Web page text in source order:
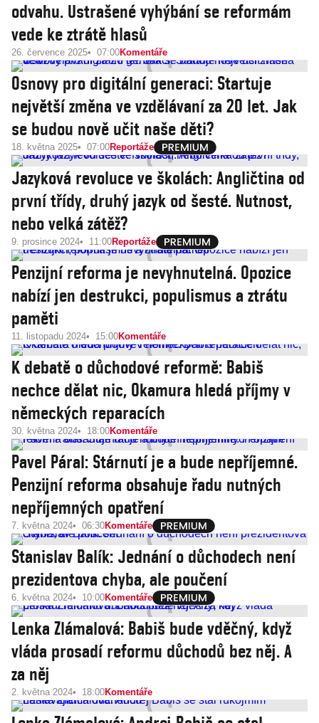
odvahu. Ustrašené vyhýbání se reformám
vede ke ztrátě hlasů
26. července 2025 07:00Komentáře
Osnovy pro digitální generaci: Startuje
největší změna ve vzdělávaní za 20 let. Jak
se budou nově učit naše děti?
18. května 2025 07:00Reportáže
Jazyková revoluce ve školách: Angličtina od
první třídy, druhý jazyk od šesté. Nutnost,
nebo velká zátěž?
9. prosince 2024 11:00Reportáže
Penzijní reforma je nevyhnutelná. Opozice
nabízí jen destrukci, populismus a ztrátu
paměti
11. listopadu 2024 15:00Komentáře
K debatě o důchodové reformě: Babiš
nechce dělat nic, Okamura hledá příjmy v
německých reparacích
30. května 2024 18:00Komentáře
Pavel Páral: Stárnutí je a bude nepříjemné.
Penzijní reforma obsahuje řadu nutných
nepříjemných opatření
7. května 2024 06:30Komentáře
Stanislav Balík: Jednání o důchodech není
prezidentova chyba, ale poučení
6. května 2024 10:00Komentáře
Lenka Zlámalová: Babiš bude vděčný, když
vláda prosadí reformu důchodů bez něj. A
za něj
2. května 2024 18:00Komentáře